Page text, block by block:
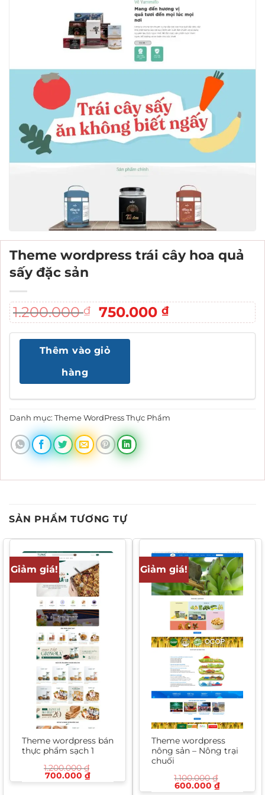
Theme wordpress trái cây hoa quả
sấy đặc sản
1.200.000₫
Giá
gốc
là:
1.200.000 ₫.
750.000₫Giá
hiện
Thêm vào giỏ
hàng
Danh mục: Theme WordPress Thực Phẩm
SẢN PHẨM TƯƠNG TỰ
Giảm giá!
Theme wordpress bán
thực phẩm sạch 1
1.200.000₫
Giá
gốc
700.000 ₫Giá
Giảm giá!
Theme wordpress
nông sản – Nông trại
chuối
1.100.000₫
Giá
gốc
600.000₫Giá